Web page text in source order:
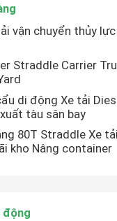
máy
tôi
vận chuyển thủy
Straddle Carrier
di động Xe tải
tàu sân bay
80T Straddle Xe
kho Nâng container
động